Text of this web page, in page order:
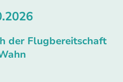
der Flugbereitschaft